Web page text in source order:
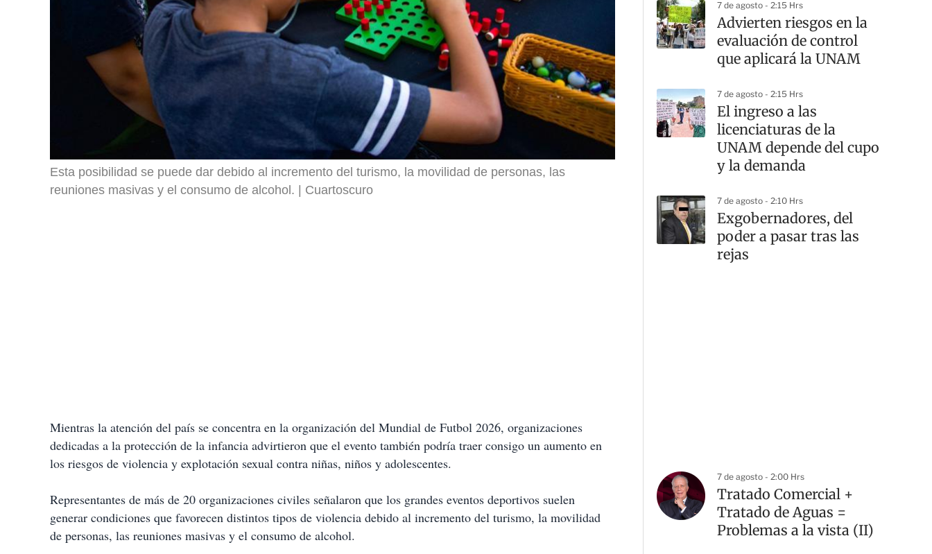
Esta posibilidad se puede dar debido al incremento del turismo, la movilidad de personas, las
reuniones masivas y el consumo de alcohol.
Cuartoscuro
Mientras la atención del país se concentra en la organización del Mundial de Futbol 2026, organizaciones
dedicadas a la protección de la infancia advirtieron que el evento también podría traer consigo un aumento en
los riesgos de violencia y explotación sexual contra niñas, niños y adolescentes.
Representantes de más de 20 organizaciones civiles señalaron que los grandes eventos deportivos suelen
generar condiciones que favorecen distintos tipos de violencia debido al incremento del turismo, la movilidad
de personas, las reuniones masivas y el consumo de alcohol.
7 de agosto - 2:15 Hrs
Advierten riesgos en la
evaluación de control
que aplicará la UNAM
7 de agosto - 2:15 Hrs
El ingreso a las
licenciaturas de la
UNAM depende del cupo
y la demanda
7 de agosto - 2:10 Hrs
Exgobernadores, del
poder a pasar tras las
rejas
7 de agosto - 2:00 Hrs
Tratado Comercial +
Tratado de Aguas =
Problemas a la vista (II)